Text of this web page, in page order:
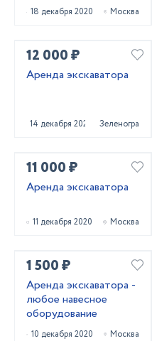
18 декабря 2020 Москва
12 000 ₽
Аренда экскаватора
14 декабря 2020 Зеленоград
11 000 ₽
Аренда экскаватора
11 декабря 2020 Москва
1 500 ₽
Аренда экскаватора -
любое навесное
оборудование
10 декабря 2020 Москва